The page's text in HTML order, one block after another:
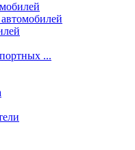
...